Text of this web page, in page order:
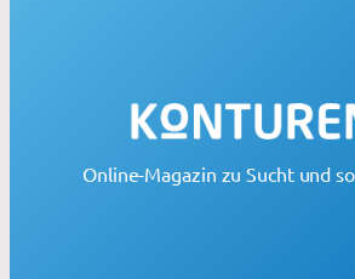
Online-Magazin zu Sucht und